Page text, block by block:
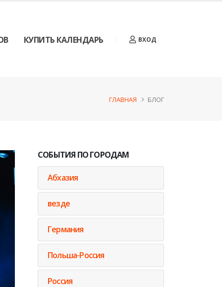
КУПИТЬ КАЛЕНДАРЬ ВХОД
ГЛАВНАЯ БЛОГ
СОБЫТИЯ ПО ГОРОДАМ
Абхазия
везде
Германия
Польша-Россия
Россия